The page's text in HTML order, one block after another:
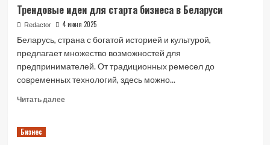
Трендовые идеи для старта бизнеса в Беларуси
Redactor 4 июня 2025
Беларусь, страна с богатой историей и культурой,
предлагает множество возможностей для
предпринимателей. От традиционных ремесел до
современных технологий, здесь можно...
Читать далееRead
Бизнес